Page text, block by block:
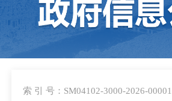
索 引 号：SM04102-3000-2026-00001